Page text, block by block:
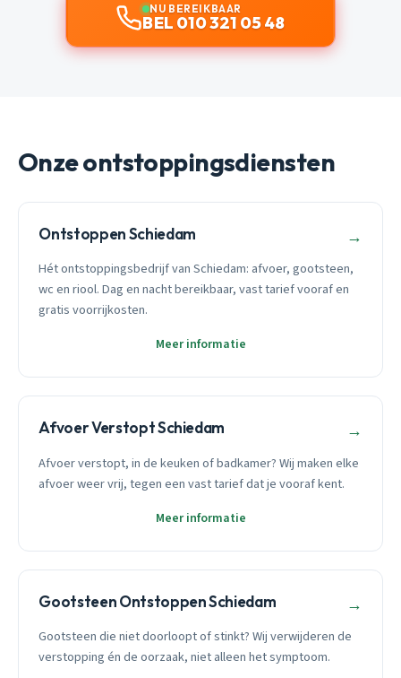
NU BEREIKBAAR
BEL 010 321 05 48
Onze ontstoppingsdiensten
Ontstoppen Schiedam →
Hét ontstoppingsbedrijf van Schiedam: afvoer, gootsteen,
wc en riool. Dag en nacht bereikbaar, vast tarief vooraf en
gratis voorrijkosten.
Meer informatie
Afvoer Verstopt Schiedam →
Afvoer verstopt, in de keuken of badkamer? Wij maken elke
afvoer weer vrij, tegen een vast tarief dat je vooraf kent.
Meer informatie
Gootsteen Ontstoppen Schiedam →
Gootsteen die niet doorloopt of stinkt? Wij verwijderen de
verstopping én de oorzaak, niet alleen het symptoom.